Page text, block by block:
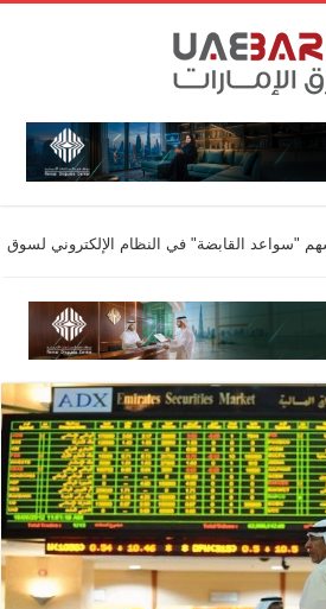
"سواعد القابضة" في النظام الإلكتروني لسوق